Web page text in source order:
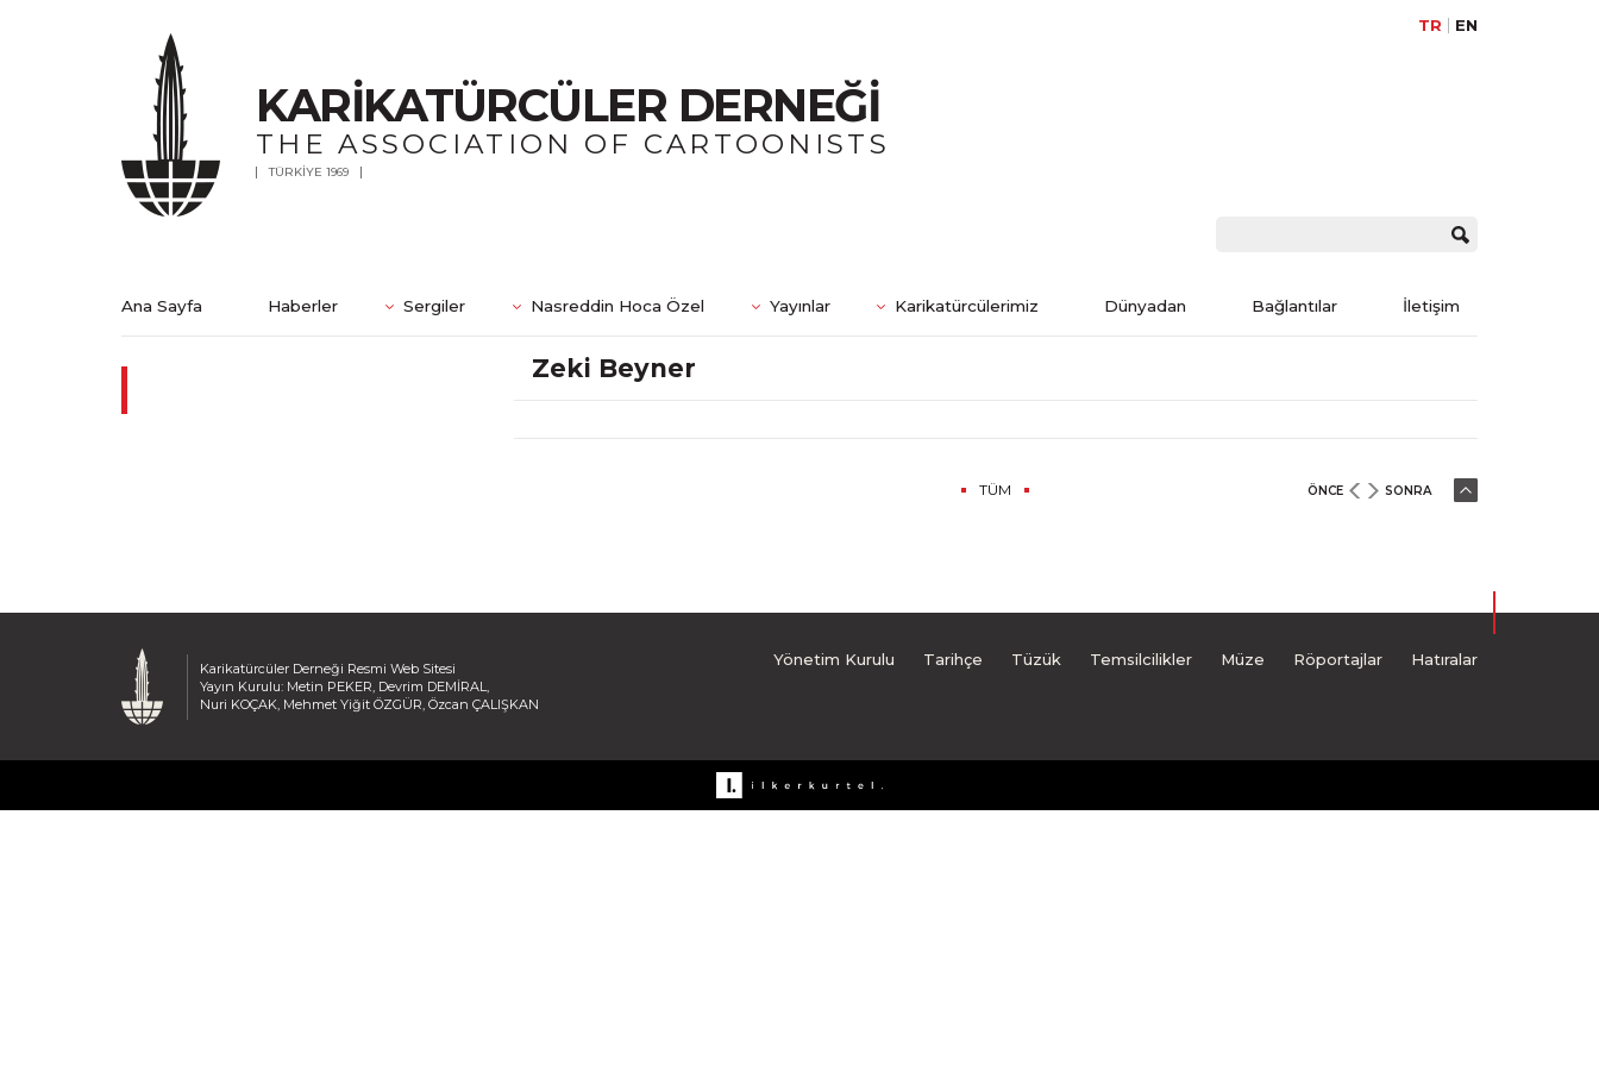
TR EN
KARİKATÜRCÜLER DERNEĞİ
THE ASSOCIATION OF CARTOONISTS
TÜRKİYE 1969
Ana Sayfa Haberler Sergiler Nasreddin Hoca Özel Yayınlar Karikatürcülerimiz Dünyadan Bağlantılar İletişim
Zeki Beyner
TÜM ÖNCE SONRA
Karikatürcüler Derneği Resmi Web Sitesi
Yayın Kurulu: Metin PEKER, Devrim DEMİRAL,
Nuri KOÇAK, Mehmet Yiğit ÖZGÜR, Özcan ÇALIŞKAN
Yönetim Kurulu Tarihçe Tüzük Temsilcilikler Müze Röportajlar Hatıralar